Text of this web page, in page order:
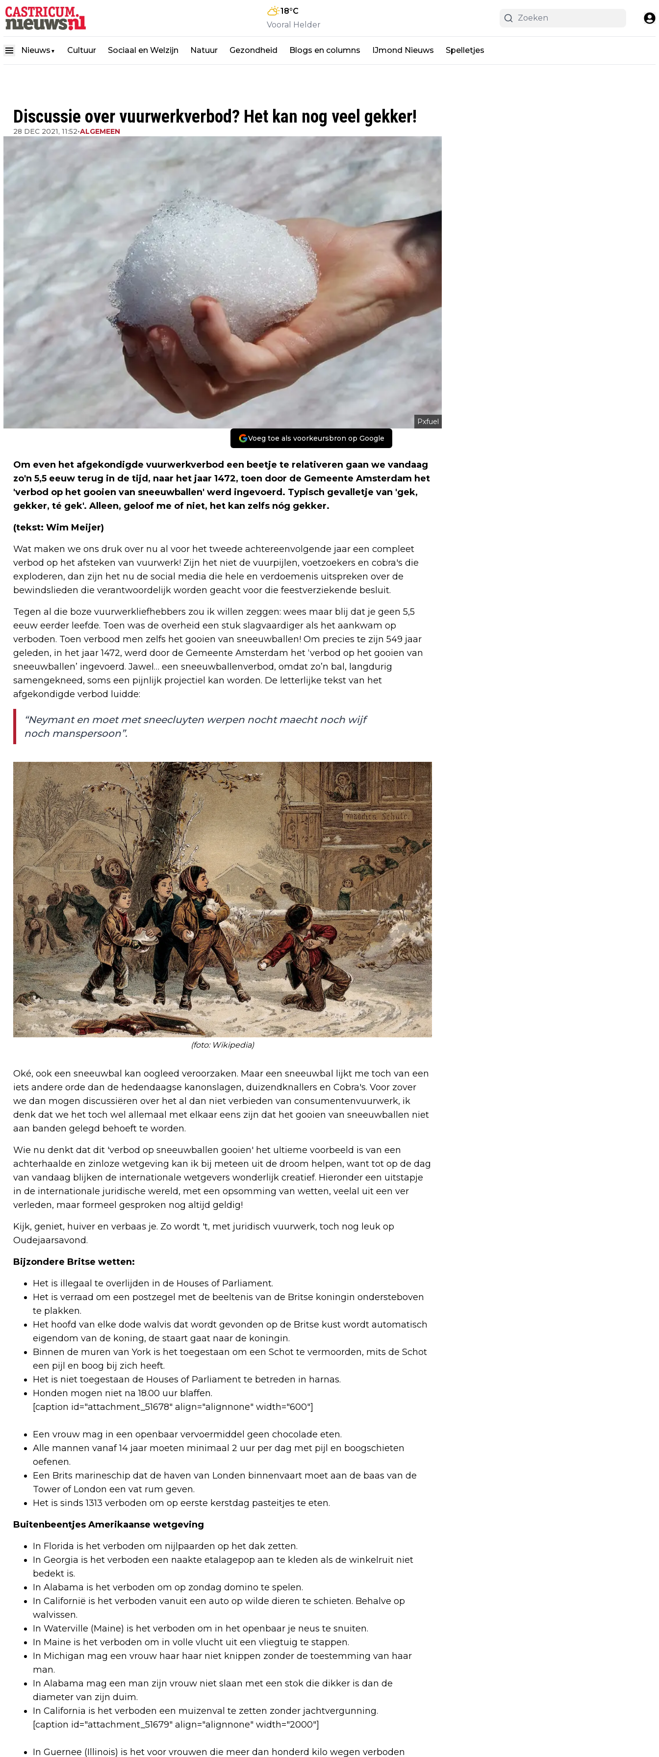
18°C
Vooral Helder
Nieuws ▼ Cultuur Sociaal en Welzijn Natuur Gezondheid Blogs en columns IJmond Nieuws Spelletjes
Discussie over vuurwerkverbod? Het kan nog veel gekker!
28 DEC 2021, 11:52•ALGEMEEN
Pxfuel
Voeg toe als voorkeursbron op Google
Om even het afgekondigde vuurwerkverbod een beetje te relativeren gaan we vandaag
zo'n 5,5 eeuw terug in de tijd, naar het jaar 1472, toen door de Gemeente Amsterdam het
'verbod op het gooien van sneeuwballen' werd ingevoerd. Typisch gevalletje van 'gek,
gekker, té gek'. Alleen, geloof me of niet, het kan zelfs nóg gekker.
(tekst: Wim Meijer)
Wat maken we ons druk over nu al voor het tweede achtereenvolgende jaar een compleet
verbod op het afsteken van vuurwerk! Zijn het niet de vuurpijlen, voetzoekers en cobra's die
exploderen, dan zijn het nu de social media die hele en verdoemenis uitspreken over de
bewindslieden die verantwoordelijk worden geacht voor die feestverziekende besluit.
Tegen al die boze vuurwerkliefhebbers zou ik willen zeggen: wees maar blij dat je geen 5,5
eeuw eerder leefde. Toen was de overheid een stuk slagvaardiger als het aankwam op
verboden. Toen verbood men zelfs het gooien van sneeuwballen! Om precies te zijn 549 jaar
geleden, in het jaar 1472, werd door de Gemeente Amsterdam het ‘verbod op het gooien van
sneeuwballen’ ingevoerd. Jawel… een sneeuwballenverbod, omdat zo’n bal, langdurig
samengekneed, soms een pijnlijk projectiel kan worden. De letterlijke tekst van het
afgekondigde verbod luidde:
“Neymant en moet met sneecluyten werpen nocht maecht noch wijf
noch manspersoon”.
(foto: Wikipedia)
Oké, ook een sneeuwbal kan oogleed veroorzaken. Maar een sneeuwbal lijkt me toch van een
iets andere orde dan de hedendaagse kanonslagen, duizendknallers en Cobra's. Voor zover
we dan mogen discussiëren over het al dan niet verbieden van consumentenvuurwerk, ik
denk dat we het toch wel allemaal met elkaar eens zijn dat het gooien van sneeuwballen niet
aan banden gelegd behoeft te worden.
Wie nu denkt dat dit 'verbod op sneeuwballen gooien' het ultieme voorbeeld is van een
achterhaalde en zinloze wetgeving kan ik bij meteen uit de droom helpen, want tot op de dag
van vandaag blijken de internationale wetgevers wonderlijk creatief. Hieronder een uitstapje
in de internationale juridische wereld, met een opsomming van wetten, veelal uit een ver
verleden, maar formeel gesproken nog altijd geldig!
Kijk, geniet, huiver en verbaas je. Zo wordt 't, met juridisch vuurwerk, toch nog leuk op
Oudejaarsavond.
Bijzondere Britse wetten:
Het is illegaal te overlijden in de Houses of Parliament.
Het is verraad om een postzegel met de beeltenis van de Britse koningin ondersteboven
te plakken.
Het hoofd van elke dode walvis dat wordt gevonden op de Britse kust wordt automatisch
eigendom van de koning, de staart gaat naar de koningin.
Binnen de muren van York is het toegestaan om een Schot te vermoorden, mits de Schot
een pijl en boog bij zich heeft.
Het is niet toegestaan de Houses of Parliament te betreden in harnas.
Honden mogen niet na 18.00 uur blaffen.
[caption id="attachment_51678" align="alignnone" width="600"]
Een vrouw mag in een openbaar vervoermiddel geen chocolade eten.
Alle mannen vanaf 14 jaar moeten minimaal 2 uur per dag met pijl en boogschieten
oefenen.
Een Brits marineschip dat de haven van Londen binnenvaart moet aan de baas van de
Tower of London een vat rum geven.
Het is sinds 1313 verboden om op eerste kerstdag pasteitjes te eten.
Buitenbeentjes Amerikaanse wetgeving
In Florida is het verboden om nijlpaarden op het dak zetten.
In Georgia is het verboden een naakte etalagepop aan te kleden als de winkelruit niet
bedekt is.
In Alabama is het verboden om op zondag domino te spelen.
In Californië is het verboden vanuit een auto op wilde dieren te schieten. Behalve op
walvissen.
In Waterville (Maine) is het verboden om in het openbaar je neus te snuiten.
In Maine is het verboden om in volle vlucht uit een vliegtuig te stappen.
In Michigan mag een vrouw haar haar niet knippen zonder de toestemming van haar
man.
In Alabama mag een man zijn vrouw niet slaan met een stok die dikker is dan de
diameter van zijn duim.
In California is het verboden een muizenval te zetten zonder jachtvergunning.
[caption id="attachment_51679" align="alignnone" width="2000"]
In Guernee (Illinois) is het voor vrouwen die meer dan honderd kilo wegen verboden